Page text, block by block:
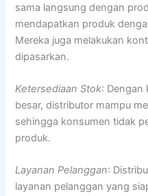
sama langsung dengan
mendapatkan produk
Mereka juga melakukan
dipasarkan.
Ketersediaan Stok: Dengan
besar, distributor mampu
sehingga konsumen tidak
produk.
Layanan Pelanggan:
layanan pelanggan yang